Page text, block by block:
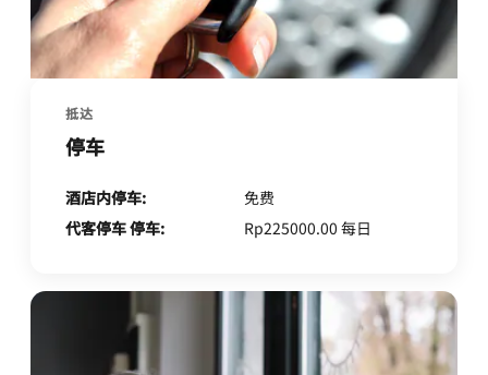
抵达
停车
酒店内停车:
免费
代客停车 停车:
Rp225000.00 每日